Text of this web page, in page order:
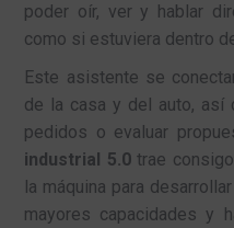
poder oír, ver y hablar
como si estuviera dentro
Este asistente se
de la casa y del auto, así
pedidos o evaluar
industrial 5.0trae
la máquina para
mayores capacidades y